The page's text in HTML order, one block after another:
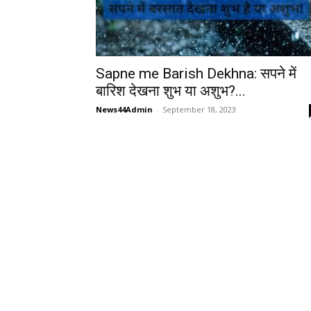
Sapne me Barish Dekhna: सपने में
बारिश देखना शुभ या अशुभ?...
News44Admin - September 18, 2023